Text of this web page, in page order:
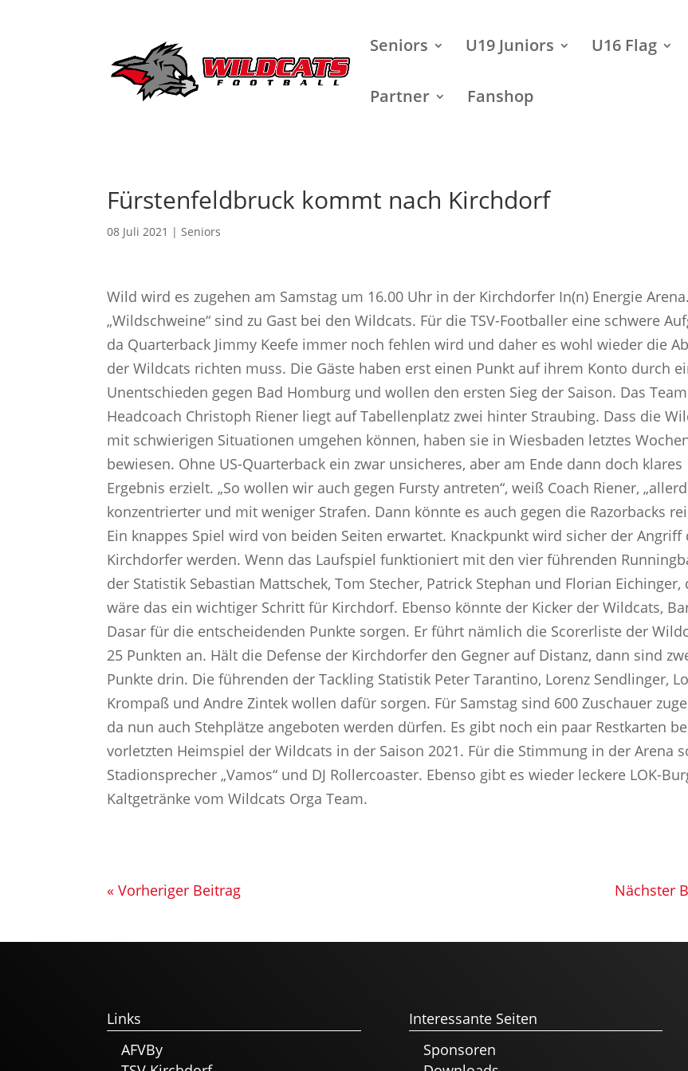
Seniors U19 Juniors U16 Flag
Partner Fanshop
Fürstenfeldbruck kommt nach Kirchdorf
08 Juli 2021 |Seniors
Wild wird es zugehen am Samstag um 16.00 Uhr in der Kirchdorfer In(n) Energie
„Wildschweine“ sind zu Gast bei den Wildcats. Für die TSV-Footballer eine schwere
da Quarterback Jimmy Keefe immer noch fehlen wird und daher es wohl wieder die
der Wildcats richten muss. Die Gäste haben erst einen Punkt auf ihrem Konto durch
Unentschieden gegen Bad Homburg und wollen den ersten Sieg der Saison. Das
Headcoach Christoph Riener liegt auf Tabellenplatz zwei hinter Straubing. Dass die
mit schwierigen Situationen umgehen können, haben sie in Wiesbaden letztes
bewiesen. Ohne US-Quarterback ein zwar unsicheres, aber am Ende dann doch klares
Ergebnis erzielt. „So wollen wir auch gegen Fursty antreten“, weiß Coach Riener,
konzentrierter und mit weniger Strafen. Dann könnte es auch gegen die Razorbacks
Ein knappes Spiel wird von beiden Seiten erwartet. Knackpunkt wird sicher der Angriff
Kirchdorfer werden. Wenn das Laufspiel funktioniert mit den vier führenden
der Statistik Sebastian Mattschek, Tom Stecher, Patrick Stephan und Florian Eichinger,
wäre das ein wichtiger Schritt für Kirchdorf. Ebenso könnte der Kicker der Wildcats,
Dasar für die entscheidenden Punkte sorgen. Er führt nämlich die Scorerliste der
25 Punkten an. Hält die Defense der Kirchdorfer den Gegner auf Distanz, dann sind
Punkte drin. Die führenden der Tackling Statistik Peter Tarantino, Lorenz Sendlinger,
Krompaß und Andre Zintek wollen dafür sorgen. Für Samstag sind 600 Zuschauer
da nun auch Stehplätze angeboten werden dürfen. Es gibt noch ein paar Restkarten
vorletzten Heimspiel der Wildcats in der Saison 2021. Für die Stimmung in der Arena
Stadionsprecher „Vamos“ und DJ Rollercoaster. Ebenso gibt es wieder leckere LOK-
Kaltgetränke vom Wildcats Orga Team.
« Vorheriger Beitrag Nächster
Links
AFVBy
Interessante Seiten
Sponsoren